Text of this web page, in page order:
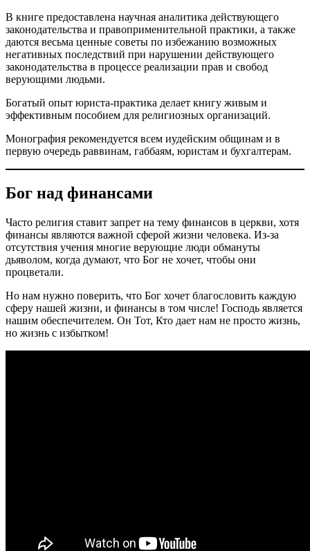
В книге предоставлена научная аналитика действующего
законодательства и правоприменительной практики, а также
даются весьма ценные советы по избежанию возможных
негативных последствий при нарушении действующего
законодательства в процессе реализации прав и свобод
верующими людьми.
Богатый опыт юриста-практика делает книгу живым и
эффективным пособием для религиозных организаций.
Монография рекомендуется всем иудейским общинам и в
первую очередь раввинам, габбаям, юристам и бухгалтерам.
Бог над финансами
Часто религия ставит запрет на тему финансов в церкви, хотя
финансы являются важной сферой жизни человека. Из-за
отсутствия учения многие верующие люди обмануты
дьяволом, когда думают, что Бог не хочет, чтобы они
процветали.
Но нам нужно поверить, что Бог хочет благословить каждую
сферу нашей жизни, и финансы в том числе! Господь является
нашим обеспечителем. Он Тот, Кто дает нам не просто жизнь,
но жизнь с избытком!